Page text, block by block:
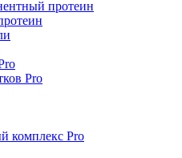
протеин
Pro
комплекс Pro